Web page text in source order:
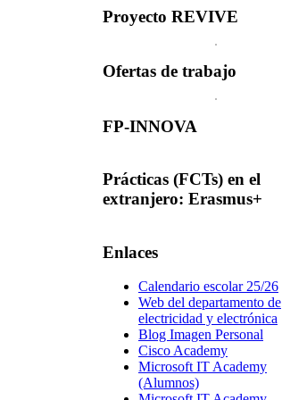
Proyecto REVIVE
Ofertas de trabajo
FP-INNOVA
Prácticas (FCTs) en el
extranjero: Erasmus+
Enlaces
Calendario escolar 25/26
Web del departamento de
electricidad y electrónica
Blog Imagen Personal
Cisco Academy
Microsoft IT Academy
(Alumnos)